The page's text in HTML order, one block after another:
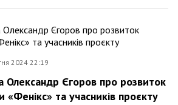
2024 22:19
Олександр Єгоров про розвиток
«Фенікс» та учасників проєкту